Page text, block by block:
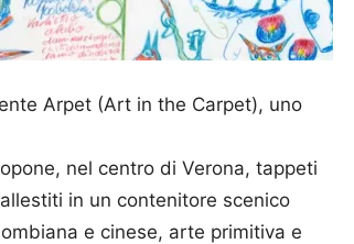
Arpet (Art in the Carpet), uno
nel centro di Verona, tappeti
in un contenitore scenico
e cinese, arte primitiva e